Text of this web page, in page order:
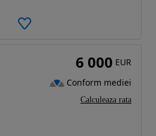
6 000 EUR
Conform mediei
Calculeaza rata